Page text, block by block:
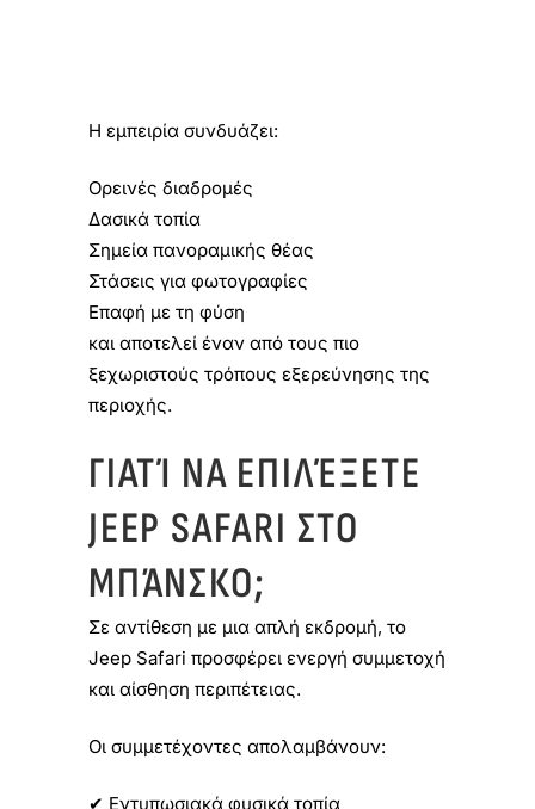
Η εμπειρία συνδυάζει:
Ορεινές διαδρομές
Δασικά τοπία
Σημεία πανοραμικής θέας
Στάσεις για φωτογραφίες
Επαφή με τη φύση
και αποτελεί έναν από τους πιο
ξεχωριστούς τρόπους εξερεύνησης της
περιοχής.
ΓΙΑΤΊ ΝΑ ΕΠΙΛΈΞΕΤΕ
JEEP SAFARI ΣΤΟ
ΜΠΆΝΣΚΟ;
Σε αντίθεση με μια απλή εκδρομή, το
Jeep Safari προσφέρει ενεργή συμμετοχή
και αίσθηση περιπέτειας.
Οι συμμετέχοντες απολαμβάνουν:
✔ Εντυπωσιακά φυσικά τοπία